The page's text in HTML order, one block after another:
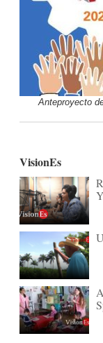
Anteproyecto
VisionEs